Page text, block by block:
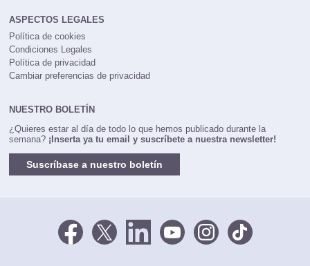
ASPECTOS LEGALES
Política de cookies
Condiciones Legales
Política de privacidad
Cambiar preferencias de privacidad
NUESTRO BOLETÍN
¿Quieres estar al día de todo lo que hemos publicado durante la
semana? ¡Inserta ya tu email y suscríbete a nuestra newsletter!
Suscríbase a nuestro boletín